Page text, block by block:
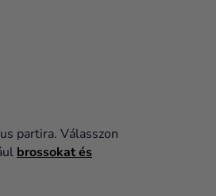
partira. Válasszon
brossokat és